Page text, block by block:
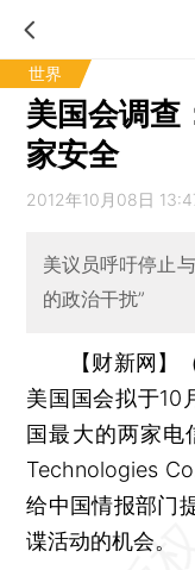
世界
美国会调查
家安全
2012年10月08日
美议员呼吁停止
的政治干扰”
【财新网】
美国国会拟于10
国最大的两家
Technologies
给中国情报部门
谍活动的机会。